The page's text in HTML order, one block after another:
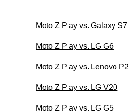
Moto Z Play vs. Galaxy S7
Moto Z Play vs. LG G6
Moto Z Play vs. Lenovo P2
Moto Z Play vs. LG V20
Moto Z Play vs. LG G5